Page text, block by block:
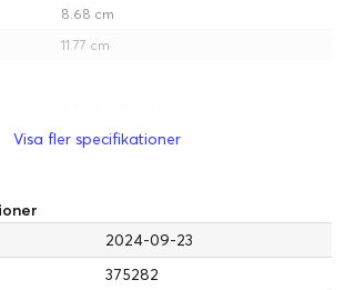
8.68 cm
11.77 cm
1/2.8"
2.4GHz radio
Visa fler specifikationer
2024-09-23
375282